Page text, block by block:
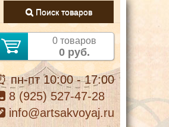
Поиск товаров
0 товаров
0 руб.
пн-пт 10:00 - 17:00
8 (925) 527-47-28
info@artsakvoyaj.ru